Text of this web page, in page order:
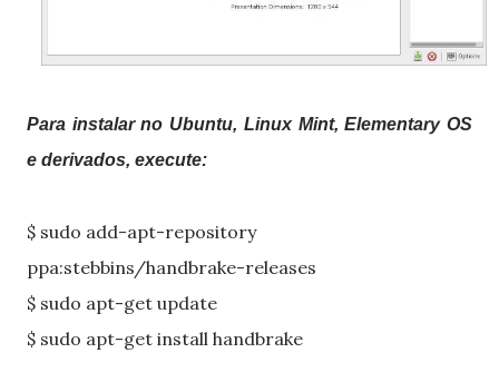
Para instalar no Ubuntu, Linux Mint, Elementary OS
e derivados, execute:
$ sudo add-apt-repository
ppa:stebbins/handbrake-releases
$ sudo apt-get update
$ sudo apt-get install handbrake